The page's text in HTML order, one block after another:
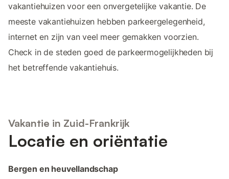
vakantiehuizen voor een onvergetelijke vakantie. De
meeste vakantiehuizen hebben parkeergelegenheid,
internet en zijn van veel meer gemakken voorzien.
Check in de steden goed de parkeermogelijkheden bij
het betreffende vakantiehuis.
Vakantie in Zuid-Frankrijk
Locatie en oriëntatie
Bergen en heuvellandschap